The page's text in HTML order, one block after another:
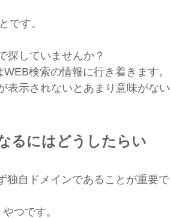
です。
探していませんか？
検索の情報に行き着きます。
表示されないとあまり意味がない
るにはどうしたらい
独自ドメインであることが重要で
つです。